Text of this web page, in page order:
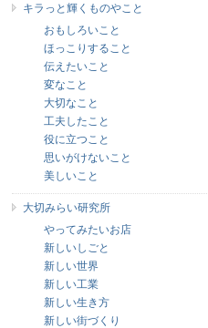
キラっと輝くものやこと
おもしろいこと
ほっこりすること
伝えたいこと
変なこと
大切なこと
工夫したこと
役に立つこと
思いがけないこと
美しいこと
大切みらい研究所
やってみたいお店
新しいしごと
新しい世界
新しい工業
新しい生き方
新しい街づくり